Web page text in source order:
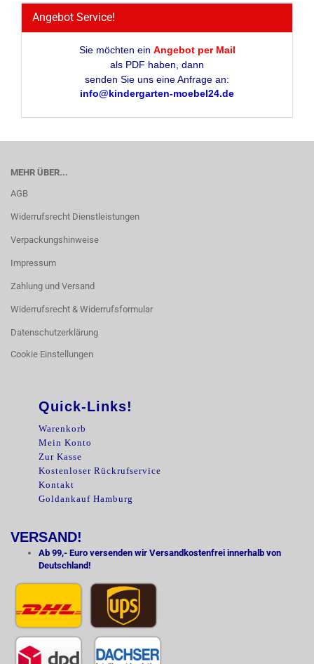
Angebot Service!
Sie möchten ein Angebot per Mail
als PDF haben, dann
senden Sie uns eine Anfrage an:
info@kindergarten-moebel24.de
MEHR ÜBER...
AGB
Widerrufsrecht Dienstleistungen
Verpackungshinweise
Impressum
Zahlung und Versand
Widerrufsrecht & Widerrufsformular
Datenschutzerklärung
Cookie Einstellungen
Quick-Links!
Warenkorb
Mein Konto
Zur Kasse
Kostenloser Rückrufservice
Kontakt
Goldankauf Hamburg
VERSAND!
Ab 99,- Euro versenden wir Versandkostenfrei innerhalb von
Deutschland!